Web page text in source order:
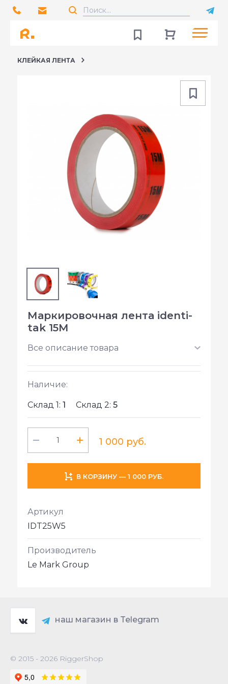
КЛЕЙКАЯ ЛЕНТА
Маркировочная лента identi-
tak 15M
Все описание товара
Наличие:
Склад 1: 1 Склад 2: 5
1 000 руб.
В КОРЗИНУ — 1 000 РУБ.
Артикул
IDT25W5
Производитель
Le Mark Group
наш магазин в Telegram
© 2015 - 2026 RiggerShop